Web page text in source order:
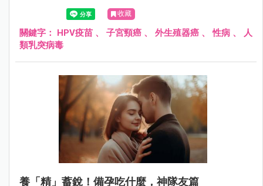
我們來認識什麼是HPV疫苗吧～
收藏
關鍵字： HPV疫苗 、 子宮頸癌 、 外生殖器癌 、性病 、
人
類乳突病毒
養「精」蓄銳！備孕吃什麼，神隊友篇